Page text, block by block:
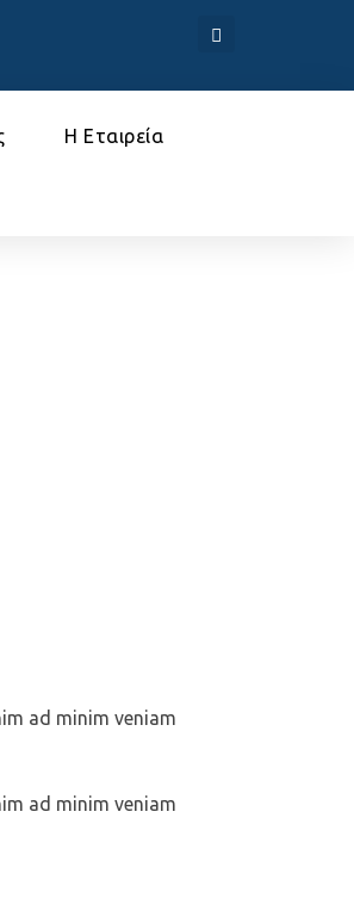
Η Εταιρεία
ad minim veniam
ad minim veniam